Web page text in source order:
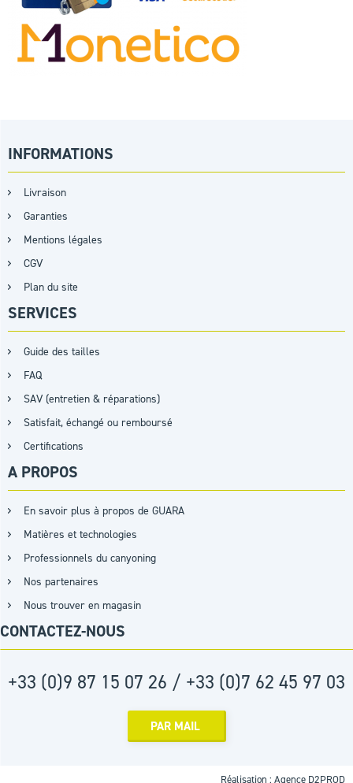
INFORMATIONS
Livraison
Garanties
Mentions légales
CGV
Plan du site
SERVICES
Guide des tailles
FAQ
SAV (entretien & réparations)
Satisfait, échangé ou remboursé
Certifications
A PROPOS
En savoir plus à propos de GUARA
Matières et technologies
Professionnels du canyoning
Nos partenaires
Nous trouver en magasin
CONTACTEZ-NOUS
+33 (0)9 87 15 07 26 / +33 (0)7 62 45 97 03
PAR MAIL
Réalisation : Agence D2PROD